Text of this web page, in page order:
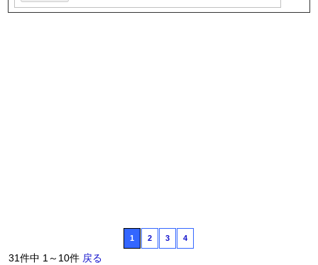
1 2 3 4
31件中 1～10件 戻る